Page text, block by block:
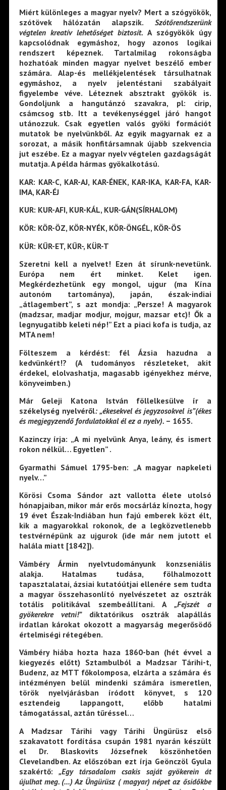
Miért különleges a magyar nyelv? Mert a szógyökök,
szótövek hálózatán alapszik. Szótőrendszerünk
végtelen kreatív lehetőséget biztosít. A szógyökök úgy
kapcsolódnak egymáshoz, hogy azonos logikai
rendszert képeznek. Tartalmilag rokonságba
hozhatóak minden magyar nyelvet beszélő ember
számára. Alap-és mellékjelentések társulhatnak
egymáshoz, a nyelv jelentéstani szabályait
figyelembe véve. Léteznek absztrakt gyökök is.
Gondoljunk a hangutánzó szavakra, pl: cirip,
csámcsog stb. Itt a tevékenységgel járó hangot
utánozzuk. Csak egyetlen valós gyöki formációt
mutatok be nyelvünkből. Az egyik magyarnak ez a
sorozat, a másik honfitársamnak újabb szekvencia
jut eszébe. Ez a magyar nyelv végtelen gazdagságát
mutatja. A példa hármas gyökalkotású.
KAR: KAR-C, KAR-AJ, KAR-ÉNEK, KAR-IKA, KAR-FA, KAR-
IMA, KAR-ÉJ
KUR: KUR-AFI, KUR-KÁL, KUR-GÁN(SÍRHALOM)
KÖR: KÖR-ÖZ, KÖR-NYÉK, KÖR-ÖNGÉL, KÖR-ÖS
KÜR: KŰR-ET, KŰR-, KÜR-T
Szeretni kell a nyelvet! Ezen át sírunk-nevetünk.
Európa nem ért minket. Kelet igen.
Megkérdezhetünk egy mongol, ujgur (ma Kína
autonóm tartománya), japán, észak-indiai
„átlagembert”, s azt mondja: „Persze! A magyarok
(madzsar, madjar modjur, mojgur, mazsar etc)! Ők a
legnyugatibb keleti nép!” Ezt a piaci kofa is tudja, az
MTA nem!
Fölteszem a kérdést: fél Ázsia hazudna a
kedvünkért!? (A tudományos részleteket, akit
érdekel, elolvashatja, magasabb igényekhez mérve,
könyveimben.)
Már Geleji Katona István föllelkesülve ír a
székelység nyelvéről: „ékesekvel és jegyzosokvel is”(ékes
és megjegyzendő fordulatokkal él ez a nyelv). – 1655.
Kazinczy írja: „A mi nyelvünk Anya, leány, és ismert
rokon nélkül… Egyetlen” .
Gyarmathi Sámuel 1795-ben: „A magyar napkeleti
nyelv…”
Körösi Csoma Sándor azt vallotta élete utolsó
hónapjaiban, mikor már erős mocsárláz kínozta, hogy
19 évet Észak-Indiában hun fajú emberek közt élt,
kik a magyarokkal rokonok, de a legközvetlenebb
testvérnépünk az ujgurok (ide már nem jutott el
halála miatt [1842]).
Vámbéry Ármin nyelvtudományunk konzseniális
alakja. Hatalmas tudása, fölhalmozott
tapasztalatai, ázsiai kutatóútjai ellenére sem tudta
a magyar összehasonlító nyelvészetet az osztrák
totális politikával szembeállítani. A „Fejszét a
gyökerekre vetni!” diktatórikus osztrák alapállás
irdatlan károkat okozott a magyarság megerősödő
értelmiségi rétegében.
Vámbéry hiába hozta haza 1860-ban (hét évvel a
kiegyezés előtt) Sztambulból a Madzsar Tárihi-t,
Budenz, az MTT főkolomposa, elzárta a számára és
intézményen belül mindenki számára ismeretlen,
török nyelvjárásban íródott könyvet, s 120
esztendeig lappangott, előbb hatalmi
támogatással, aztán tűréssel…
A Madzsar Tárihi vagy Tárihi Üngürüsz első
szakavatott fordítása csupán 1981 nyarán készült
el Dr. Blaskovits Józsefnek köszönhetően
Clevelandben. Az előszóban ezt írja Geönczöl Gyula
szakértő:„Egy társadalom csakis saját gyökerein át
újulhat meg. (…) Az Üngürüsz ( magyar) népet az ősidőkbe